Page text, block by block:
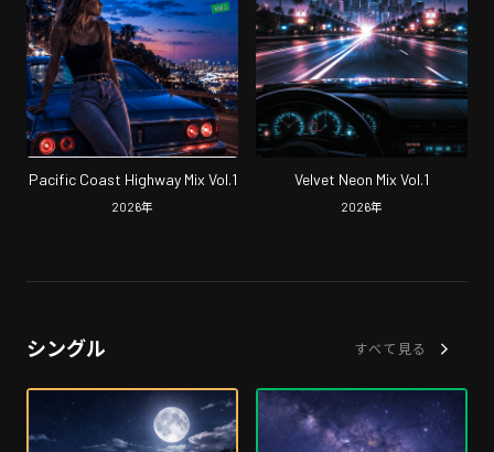
Pacific Coast Highway Mix Vol.1
2026年
Velvet Neon Mix Vol.1
2026年
シングル すべて見る